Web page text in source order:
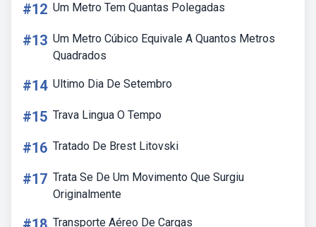
#12 Um Metro Tem Quantas Polegadas
#13 Um Metro Cúbico Equivale A Quantos Metros
Quadrados
#14 Ultimo Dia De Setembro
#15 Trava Lingua O Tempo
#16 Tratado De Brest Litovski
#17 Trata Se De Um Movimento Que Surgiu
Originalmente
Transporte Aéreo De Cargas